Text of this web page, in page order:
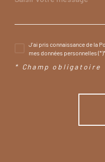
J'ai pris connaissance de la
mes données personnelles (*)*
* Champ obligatoire